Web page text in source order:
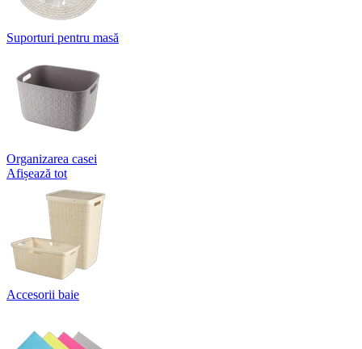
Suporturi pentru masă
Organizarea casei
Afișează tot
Accesorii baie